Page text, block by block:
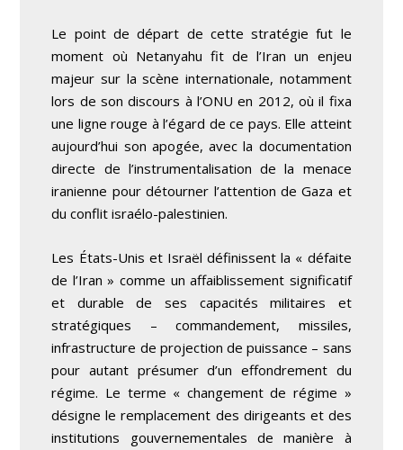
Le point de départ de cette stratégie fut le
moment où Netanyahu fit de l’Iran un enjeu
majeur sur la scène internationale, notamment
lors de son discours à l’ONU en 2012, où il fixa
une ligne rouge à l’égard de ce pays. Elle atteint
aujourd’hui son apogée, avec la documentation
directe de l’instrumentalisation de la menace
iranienne pour détourner l’attention de Gaza et
du conflit israélo-palestinien.
Les États-Unis et Israël définissent la « défaite
de l’Iran » comme un affaiblissement significatif
et durable de ses capacités militaires et
stratégiques – commandement, missiles,
infrastructure de projection de puissance – sans
pour autant présumer d’un effondrement du
régime. Le terme « changement de régime »
désigne le remplacement des dirigeants et des
institutions gouvernementales de manière à